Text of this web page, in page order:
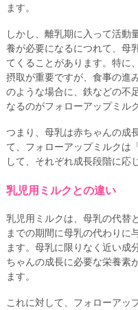
ます。
しかし、離乳期に入って活動
養が必要になるにつれて、母
てくることがあります。特に
摂取が重要ですが、食事の進
のような場合に、鉄などの不
なるのがフォローアップミル
つまり、母乳は赤ちゃんの成
て、フォローアップミルクは
して、それぞれ成長段階に応
乳児用ミルクとの違い
乳児用ミルクは、母乳の代替
までの期間に母乳の代わりに
ます。母乳に限りなく近い成
ちゃんの成長に必要な栄養素
ます。
これに対して、フォローアッ